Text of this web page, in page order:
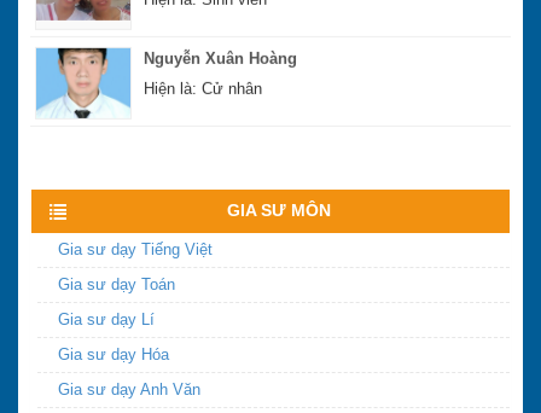
Hiện là: Cử nhân
GIA SƯ MÔN
Gia sư dạy Tiếng Việt
Gia sư dạy Toán
Gia sư dạy Lí
Gia sư dạy Hóa
Gia sư dạy Anh Văn